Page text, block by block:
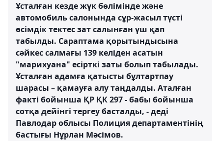
Ұсталған кезде жүк бөлімінде және
автомобиль салонында сұр-жасыл түсті
өсімдік тектес зат салынған үш қап
табылды. Сараптама қорытындысына
сәйкес салмағы 139 келіден асатын
"марихуана" есірткі заты болып табылады.
Ұсталған адамға қатысты бұлтартпау
шарасы – қамауға алу таңдалды. Аталған
факті бойынша ҚР ҚК 297 - бабы бойынша
сотқа дейінгі тергеу басталды, - деді
Павлодар облысы Полиция департаментінің
бастығы Нұрлан Мәсімов.